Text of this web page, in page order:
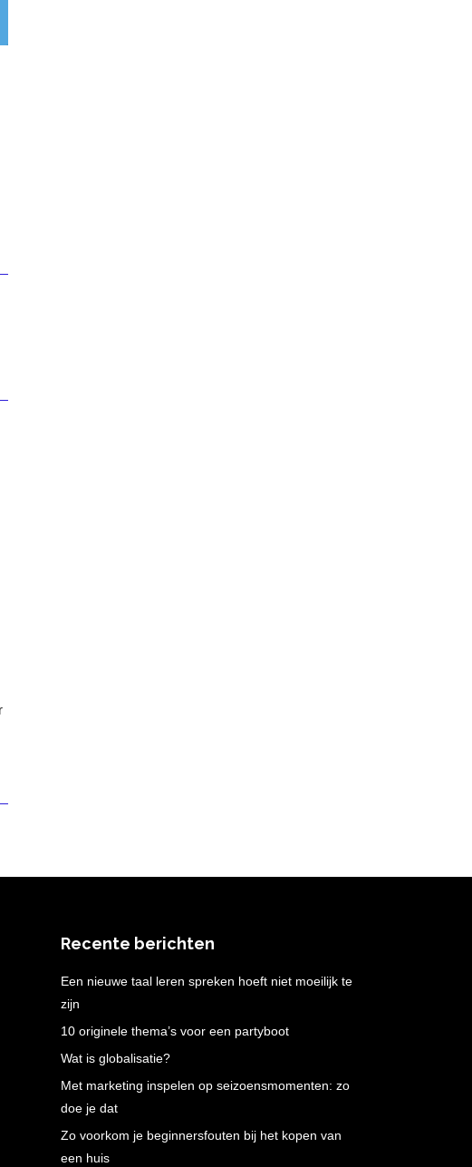
Recente berichten
Een nieuwe taal leren spreken hoeft niet moeilijk te
zijn
10 originele thema’s voor een partyboot
Wat is globalisatie?
Met marketing inspelen op seizoensmomenten: zo
doe je dat
Zo voorkom je beginnersfouten bij het kopen van
een huis